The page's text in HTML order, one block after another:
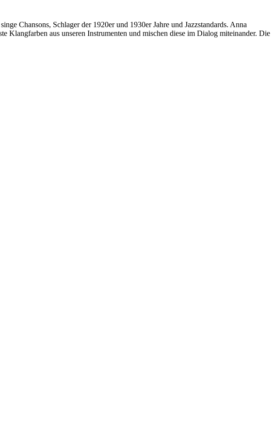
Chansons, Schlager der 1920er und 1930er Jahre und Jazzstandards. Anna
Klangfarben aus unseren Instrumenten und mischen diese im Dialog miteinander. Die